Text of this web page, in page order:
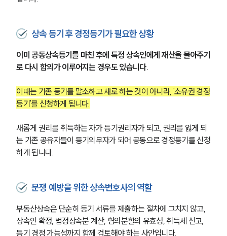
상속 등기 후 경정등기가 필요한 상황
이미 공동상속등기를 마친 후에 특정 상속인에게 재산을 몰아주기
로 다시 합의가 이루어지는 경우도 있습니다.
이때는 기존 등기를 말소하고 새로 하는 것이 아니라, '소유권 경정
등기'를 신청하게 됩니다.
새롭게 권리를 취득하는 자가 등기권리자가 되고, 권리를 잃게 되
는 기존 공유자들이 등기의무자가 되어 공동으로 경정등기를 신청
하게 됩니다.
분쟁 예방을 위한 상속변호사의 역할
부동산상속은 단순히 등기 서류를 제출하는 절차에 그치지 않고,
상속인 확정, 법정상속분 계산, 협의분할의 유효성, 취득세 신고,
등기 경정 가능성까지 함께 검토해야 하는 사안입니다.